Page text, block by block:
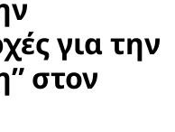
για την
στον